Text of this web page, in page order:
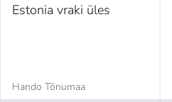
Estonia vraki üles
Hando Tõnumaa